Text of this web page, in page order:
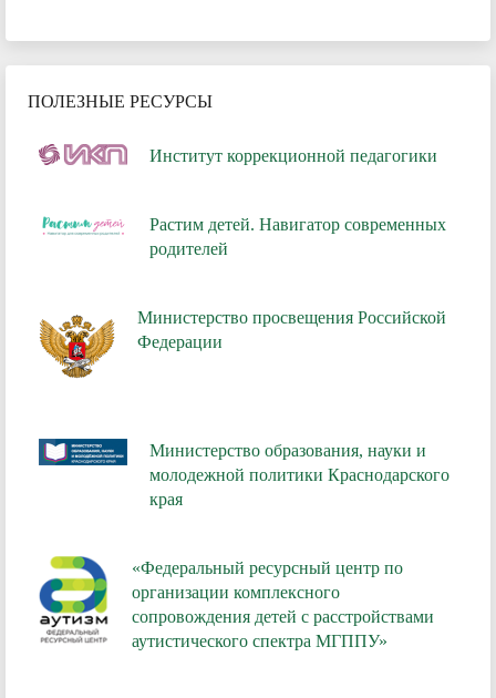
ПОЛЕЗНЫЕ РЕСУРСЫ
Институт коррекционной педагогики
Растим детей. Навигатор современных
родителей
Министерство просвещения Российской
Федерации
Министерство образования, науки и
молодежной политики Краснодарского
края
«Федеральный ресурсный центр по
организации комплексного
сопровождения детей с расстройствами
аутистического спектра МГППУ»